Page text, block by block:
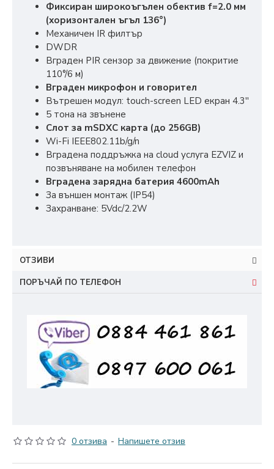
Фиксиран широкоъгълен обектив f=2.0 мм
(хоризонтален ъгъл 136°)
Механичен IR филтър
DWDR
Вграден PIR сензор за движение (покритие
110°/6 м)
Вграден микрофон и говорител
Вътрешен модул: touch-screen LED екран 4.3''
5 тона на звънене
Слот за mSDXC карта (до 256GB)
Wi-Fi IEEE802.11b/g/n
Вградена поддръжка на cloud услуга EZVIZ и
позвъняване на мобилен телефон
Вградена зарядна батерия 4600mAh
За външен монтаж (IP54)
Захранване: 5Vdc/2.2W
ОТЗИВИ
ПОРЪЧАЙ ПО ТЕЛЕФОН
0 отзива - Напишете отзив